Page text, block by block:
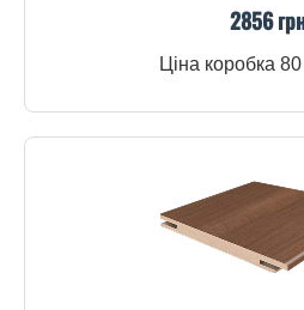
2856
Ціна коробка